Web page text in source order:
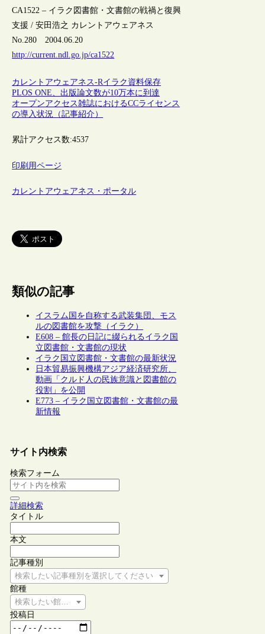
CA1522 – イラク図書館・文書館の戦禍と復興
支援 / 安田浩之 カレントアウェアネス
No.280 2004.06.20
http://current.ndl.go.jp/ca1522
カレントアウェアネス-Rイラク 資料保存
PLOS ONE、出版論文数が10万本に到達
オープンアクセス雑誌におけるCCライセンス
の導入状況（記事紹介）
累計アクセス数:4537
印刷用ページ
カレントアウェアネス・ポータル
類似の記事
イスラム国を自称する武装集団、モス
ルの図書館を攻撃（イラク）
E608 – 館長の日記に綴られるイラク国
立図書館・文書館の現状
イラク国立図書館・文書館の最新状況
日本貿易振興機構アジア経済研究所、
動画「クルド人の民族意識と図書館の
役割」を公開
E773 – イラク国立図書館・文書館の最
新情報
サイト内検索
検索フォーム
詳細検索
タイトル
本文
記事種別
検索したい記事種別を選択してください
館種
検索したい館種を選択してください
投稿日